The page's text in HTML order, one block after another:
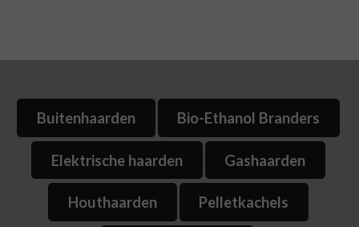
Buitenhaarden Bio-Ethanol Branders
Elektrische haarden Gashaarden
Houthaarden Pelletkachels